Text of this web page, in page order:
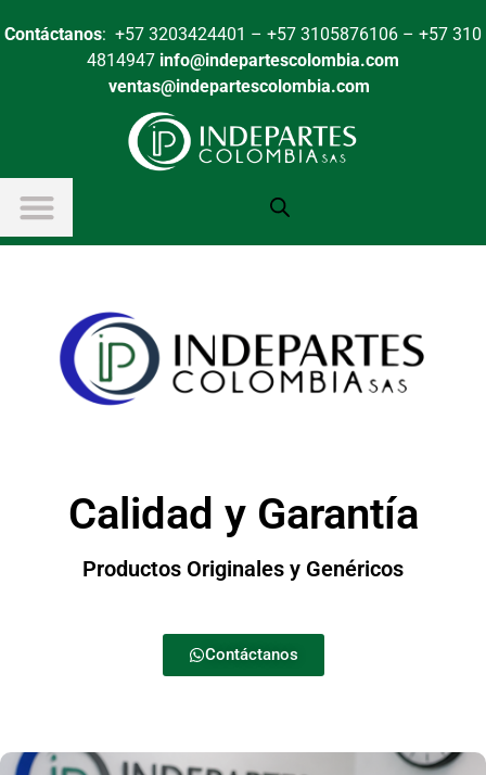
Contáctanos: +57 3203424401 – +57 3105876106 – +57 310
4814947 info@indepartescolombia.com
ventas@indepartescolombia.com
Calidad y Garantía
Productos Originales y Genéricos
Contáctanos